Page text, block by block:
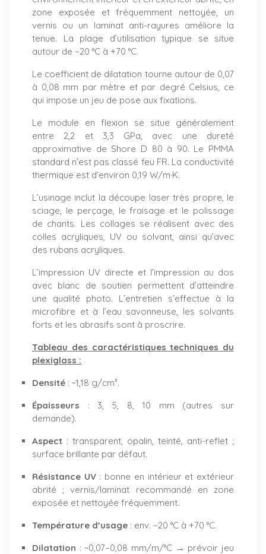
zone exposée et fréquemment nettoyée, un
vernis ou un laminat anti-rayures améliore la
tenue. La plage d’utilisation typique se situe
autour de −20 °C à +70 °C.
Le coefficient de dilatation tourne autour de 0,07
à 0,08 mm par mètre et par degré Celsius, ce
qui impose un jeu de pose aux fixations.
Le module en flexion se situe généralement
entre 2,2 et 3,3 GPa, avec une dureté
approximative de Shore D 80 à 90. Le PMMA
standard n’est pas classé feu FR. La conductivité
thermique est d’environ 0,19 W/m·K.
L’usinage inclut la découpe laser très propre, le
sciage, le perçage, le fraisage et le polissage
de chants. Les collages se réalisent avec des
colles acryliques, UV ou solvant, ainsi qu’avec
des rubans acryliques.
L’impression UV directe et l’impression au dos
avec blanc de soutien permettent d’atteindre
une qualité photo. L’entretien s’effectue à la
microfibre et à l’eau savonneuse, les solvants
forts et les abrasifs sont à proscrire.
Tableau des caractéristiques techniques du
plexiglass :
Densité : ~1,18 g/cm³.
Épaisseurs : 3, 5, 8, 10 mm (autres sur
demande).
Aspect : transparent, opalin, teinté, anti-reflet ;
surface brillante par défaut.
Résistance UV: bonne en intérieur et extérieur
abrité ; vernis/laminat recommandé en zone
exposée et nettoyée fréquemment.
Température d’usage : env. −20 °C à +70 °C.
Dilatation : ~0,07–0,08 mm/m/°C → prévoir jeu